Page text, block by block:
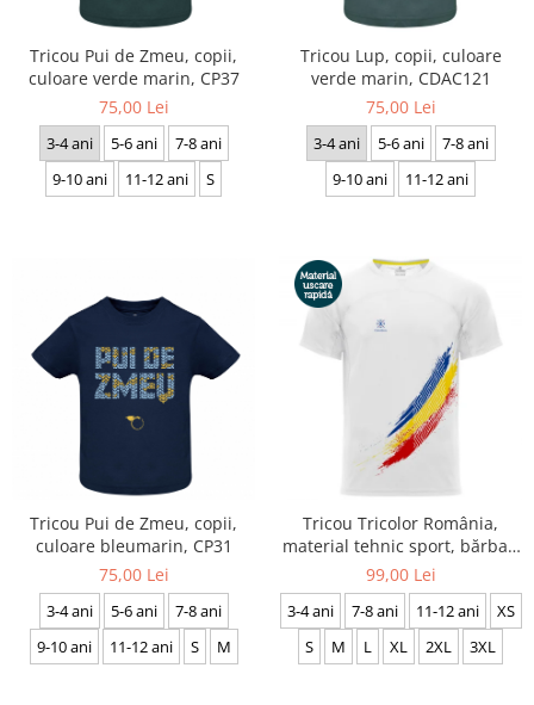
Accesorii
Colecții
România
Haine dacice
Simboluri tradiționale
reinterpretate
Tricouri cu mesaje de bine
Colecții speciale
Tricouri Andra
Colecția Cucuteni Neamț
Tricou Pui de Zmeu, copii,
culoare verde marin, CP37
75,00 Lei
3-4 ani 5-6 ani
7-8 ani
9-10 ani
11-12 ani S
Tricou Lup, copii, culoare
verde marin, CDAC121
75,00 Lei
3-4 ani 5-6 ani
7-8 ani
9-10 ani
11-12 ani
Tricou Pui de Zmeu, copii,
culoare bleumarin, CP31
75,00 Lei
3-4 ani 5-6 ani
7-8 ani
9-10 ani
11-12 ani S M
Tricou Tricolor România,
material tehnic sport, bărbat,
culoare albă, CS19
99,00 Lei
3-4 ani 7-8 ani 11-12 ani
XS
S
M L XL 2XL 3XL